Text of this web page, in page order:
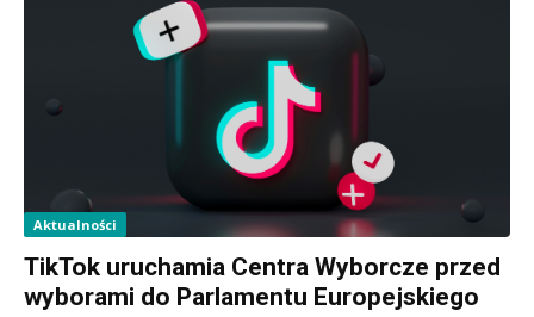
Aktualności
TikTok uruchamia Centra Wyborcze przed
wyborami do Parlamentu Europejskiego